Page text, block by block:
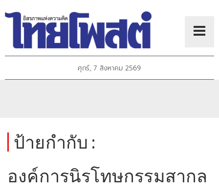
ศุกร์, 7 สิงหาคม 2569
ป้ายกำกับ :
องค์การนิรโทษกรรมสากล